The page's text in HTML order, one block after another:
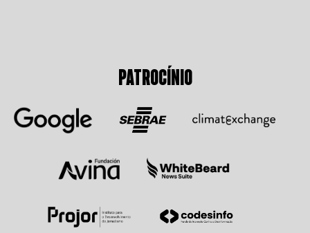
PATROCÍNIO